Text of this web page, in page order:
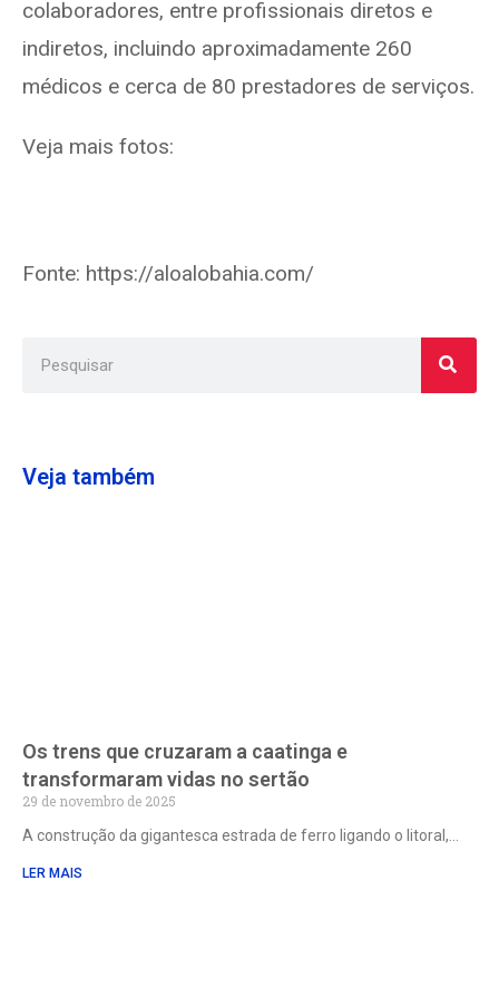
colaboradores, entre profissionais diretos e
indiretos, incluindo aproximadamente 260
médicos e cerca de 80 prestadores de serviços.
Veja mais fotos:
Fonte: https://aloalobahia.com/
Veja também
Os trens que cruzaram a caatinga e
transformaram vidas no sertão
29 de novembro de 2025
A construção da gigantesca estrada de ferro ligando o litoral,
LER MAIS